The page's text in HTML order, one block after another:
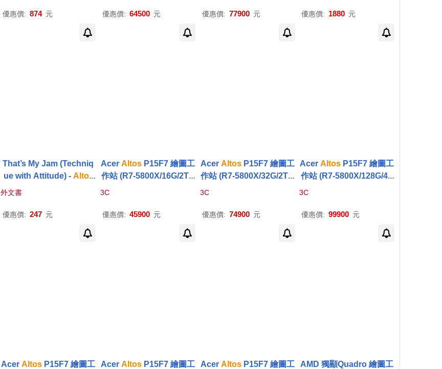
優惠價: 874 元 優惠價: 64500 元 優惠價: 77900 元 優惠價: 1880 元
That’s My Jam (Techniq
ue with Attitude) - Alto/
外文書
優惠價: 247 元
AcerAltos P15F7 繪圖工
作站 (R7-5800X/16G/2TB
+512SSD/RTX3050_8G/5
3C
優惠價: 45900 元
Acer AltosP15F7 繪圖工
作站 (R7-5800X/32G/2TB
+2TSSD/RTX3080_10G/
3C
優惠價: 74900 元
AcerAltos P15F7 繪圖工
作站 (R7-5800X/128G/4T
B+4TSSD/RTX4070TI_1
3C
優惠價: 99900 元
AcerAltos P15F7 繪圖工
AcerAltos P15F7 繪圖工
Acer AltosP15F7 繪圖工
AMD 獨顯Quadro 繪圖工